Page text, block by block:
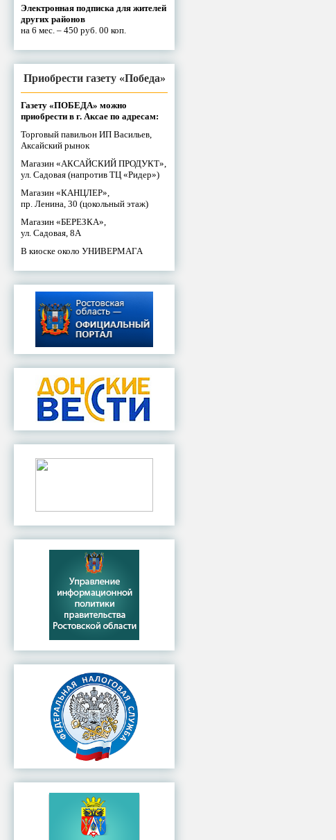
Электронная подписка для жителей
других районов
на 6 мес. – 450 руб. 00 коп.
Приобрести газету «Победа»
Газету «ПОБЕДА» можно
приобрести в г. Аксае по адресам:
Торговый павильон ИП Васильев,
Аксайский рынок
Магазин «АКСАЙСКИЙ ПРОДУКТ»,
ул. Садовая (напротив ТЦ «Ридер»)
Магазин «КАНЦЛЕР»,
пр. Ленина, 30 (цокольный этаж)
Магазин «БЕРЕЗКА»,
ул. Садовая, 8А
В киоске около УНИВЕРМАГА